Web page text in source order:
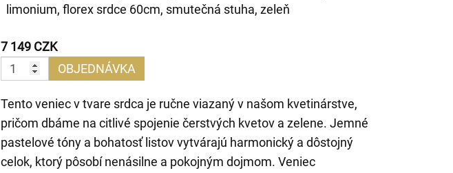
limonium, florex srdce 60cm, smutečná stuha, zeleň
7 149 CZK
OBJEDNÁVKA
Tento veniec v tvare srdca je ručne viazaný v našom kvetinárstve,
pričom dbáme na citlivé spojenie čerstvých kvetov a zelene. Jemné
pastelové tóny a bohatosť listov vytvárajú harmonický a dôstojný
celok, ktorý pôsobí nenásilne a pokojným dojmom. Veniec